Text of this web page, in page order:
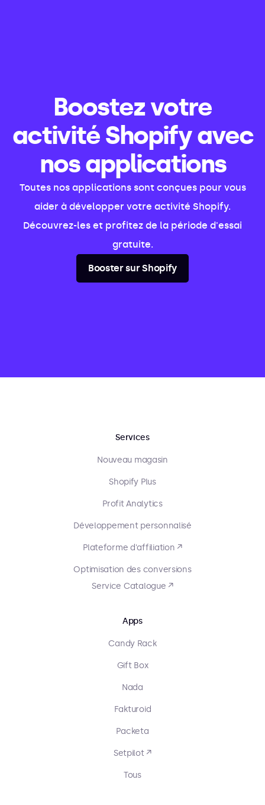
Boostez votre
activité Shopify avec
nos applications
Toutes nos applications sont conçues pour vous
aider à développer votre activité Shopify.
Découvrez-les et profitez de la période d'essai
gratuite.
Booster sur Shopify
Services
Nouveau magasin
Shopify Plus
Profit Analytics
Développement personnalisé
Plateforme d'affiliation ↗
Optimisation des conversions
Service Catalogue ↗
Apps
Candy Rack
Gift Box
Nada
Fakturoid
Packeta
Setpilot ↗
Tous